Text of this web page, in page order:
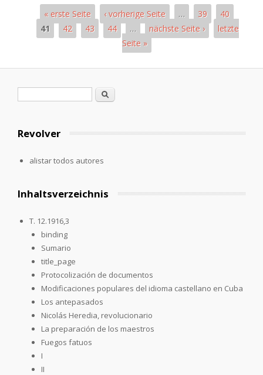
« erste Seite ‹ vorherige Seite … 39
40
41
42 43 44 … nächste Seite ›
letzte
Seite »
Formulario de búsqueda
Buscar
Revolver
alistar todos autores
Inhaltsverzeichnis
T. 12.1916,3
binding
Sumario
title_page
Protocolización de documentos
Modificaciones populares del idioma castellano en Cuba
Los antepasados
Nicolás Heredia, revolucionario
La preparación de los maestros
Fuegos fatuos
I
II